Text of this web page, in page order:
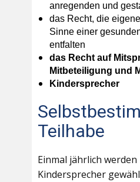
anregenden und
das Recht, die
Sinne einer
entfalten
das Recht auf
Mitbeteiligung und
Kindersprecher
Teilhabe
Einmal jährlich
Kindersprecher